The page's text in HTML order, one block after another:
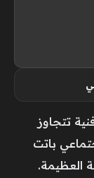
تتجاوز
باتت
العظيمة.